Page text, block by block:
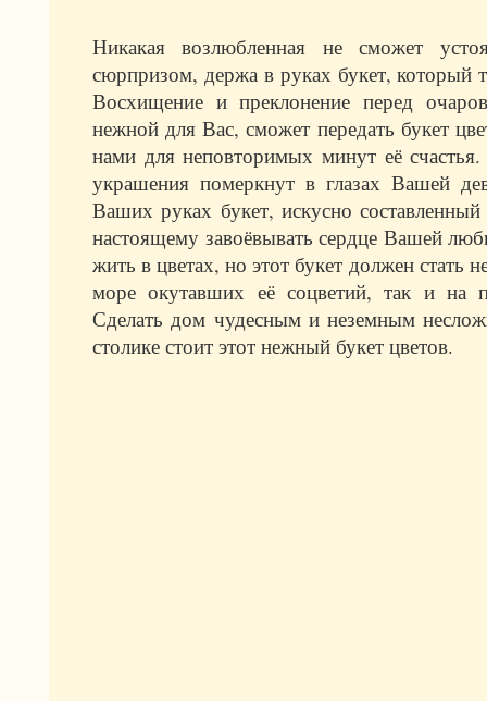
Никакая возлюбленная не сможет
сюрпризом, держа в руках букет, который
Восхищение и преклонение перед
нежной для Вас, сможет передать букет
нами для неповторимых минут её
украшения померкнут в глазах Вашей
Ваших руках букет, искусно
настоящему завоёвывать сердце Вашей
жить в цветах, но этот букет должен стать
море окутавших её соцветий, так и на
Сделать дом чудесным и неземным
столике стоит этот нежный букет цветов.